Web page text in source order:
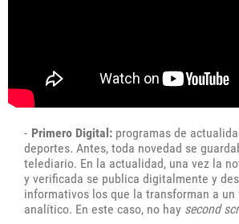
Primero Digital: programas de
deportes. Antes, toda novedad se
telediario. En la actualidad, una vez la
y verificada se publica digitalmente y
informativos los que la transforman a un
analítico. En este caso, no hay second